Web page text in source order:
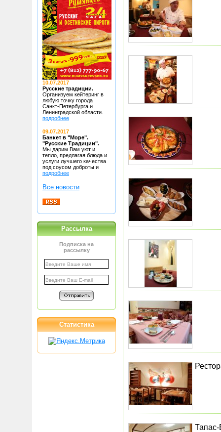
10.07.2017
Русские традиции.
Организуем кейтеринг в
любую точку города
Санкт-Петербурга и
Ленинградской области.
подробнее
09.07.2017
Банкет в "Море".
"Русские Традиции".
Мы дарим Вам уют и
тепло, предлагая блюда и
услуги лучшего качества
под соусом доброты и
подробнее
Все новости
Рассылка
Подписка на
рассылку
Статистика